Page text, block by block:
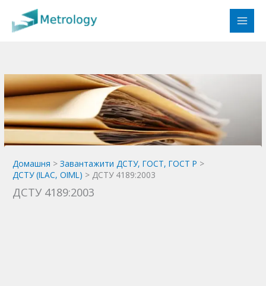
вмісту
Домашня
Завантажити ДСТУ, ГОСТ, ГОСТ Р
ДСТУ (ILAC, OIML)
ДСТУ 4189:2003
ДСТУ 4189:2003